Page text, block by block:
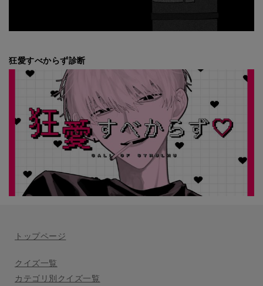
狂愛すべからず診断
トップページ
クイズ一覧
カテゴリ別クイズ一覧